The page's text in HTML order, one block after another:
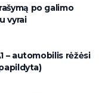
po galimo
vyrai
– automobilis rėžėsi